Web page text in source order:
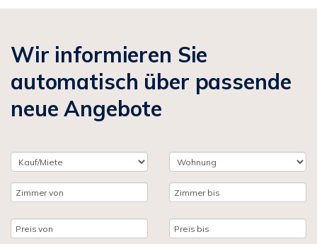
Wir informieren Sie
automatisch über passende
neue Angebote